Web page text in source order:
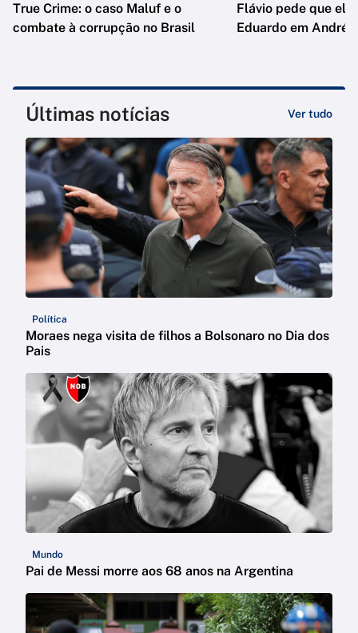
True Crime: o caso Maluf e o
combate à corrupção no Brasil
Flávio pede que
Eduardo em André
Últimas notícias Ver tudo
Política
Moraes nega visita de filhos a Bolsonaro no Dia dos
Pais
Mundo
Pai de Messi morre aos 68 anos na Argentina